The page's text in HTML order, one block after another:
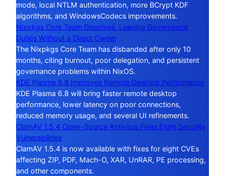
mode, local NTLM authentication, more BCrypt KDF
algorithms, and WindowsCodecs improvements.
Nixpkgs Core Team Dissolves, Leaving Governance
Duties Without a Direct Owner
The Nixpkgs Core Team has disbanded after only 10
months, citing burnout, poor delegation, and persistent
governance problems within NixOS.
KDE Plasma 6.8 Improves Remote Desktop Performance
KDE Plasma 6.8 will bring faster remote desktop
performance, lower latency on poor connections,
reduced memory usage, and several UI refinements.
ClamAV 1.5.4 Open-Source Antivirus Fixes Eight Security
Vulnerabilities
ClamAV 1.5.4 is now available with fixes for eight CVEs
affecting ZIP, PDF, Mach-O, XAR, UnRAR, PE processing,
and other components.